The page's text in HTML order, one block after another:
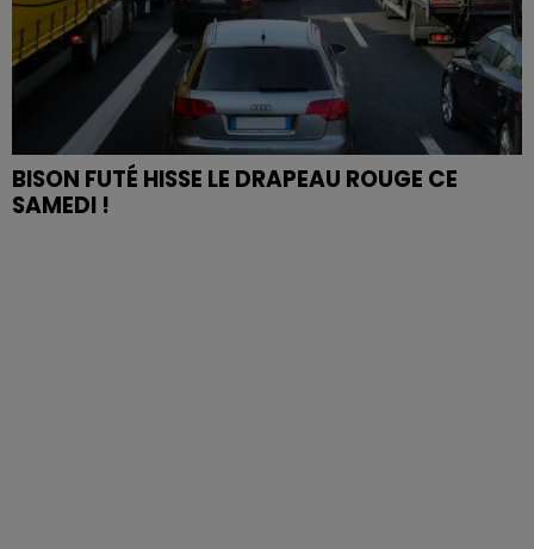
BISON FUTÉ HISSE LE DRAPEAU ROUGE CE
SAMEDI !